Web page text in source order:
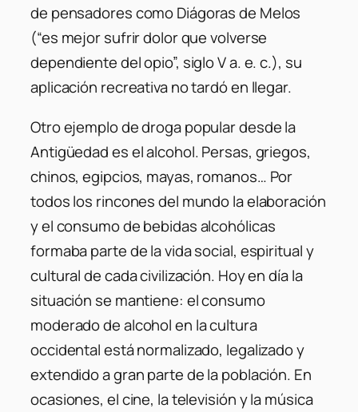
de pensadores como Diágoras de Melos
(“es mejor sufrir dolor que volverse
dependiente del opio”, siglo V a. e. c.), su
aplicación recreativa no tardó en llegar.
Otro ejemplo de droga popular desde la
Antigüedad es el alcohol. Persas, griegos,
chinos, egipcios, mayas, romanos… Por
todos los rincones del mundo la elaboración
y el consumo de bebidas alcohólicas
formaba parte de la vida social, espiritual y
cultural de cada civilización. Hoy en día la
situación se mantiene: el consumo
moderado de alcohol en la cultura
occidental está normalizado, legalizado y
extendido a gran parte de la población. En
ocasiones, el cine, la televisión y la música